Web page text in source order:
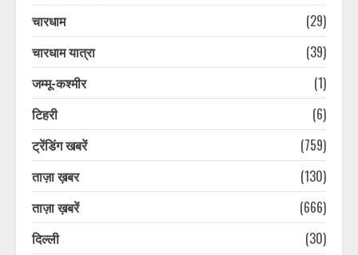
चारधाम
(29)
चारधाम यात्रा
(39)
जम्मू-कश्मीर
(1)
टिहरी
(6)
ट्रेंडिंग खबरें
(759)
ताज़ा ख़बर
(130)
ताज़ा ख़बरें
(666)
दिल्ली
(30)